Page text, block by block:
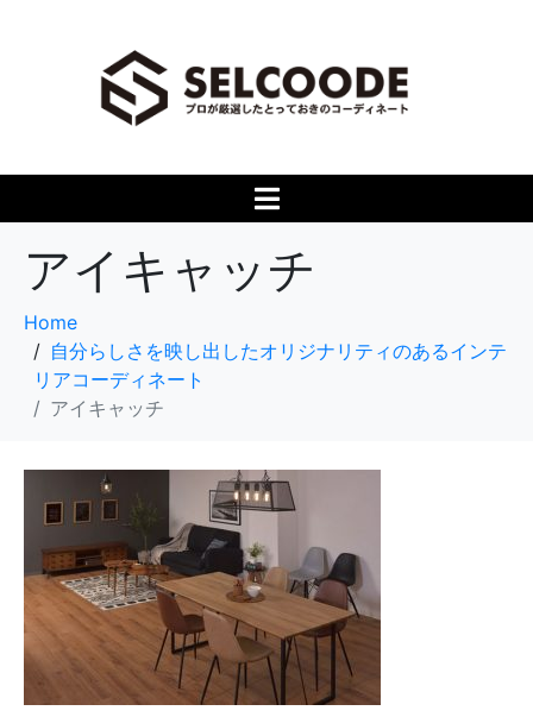
アイキャッチ
Home
自分らしさを映し出したオリジナリティのあるインテ
リアコーディネート
アイキャッチ